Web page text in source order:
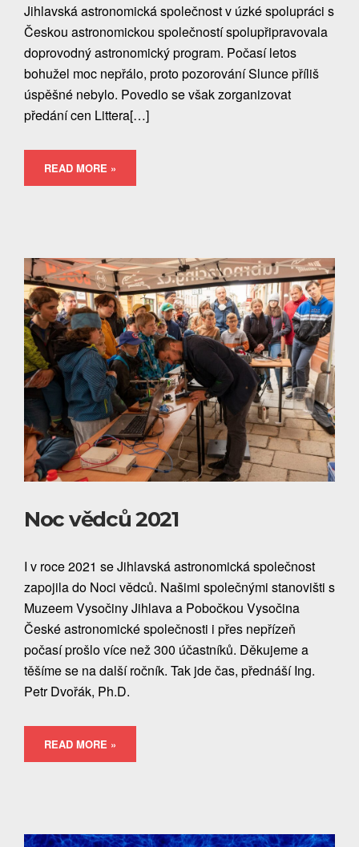
Jihlavská astronomická společnost v úzké spolupráci s
Českou astronomickou společností spolupřipravovala
doprovodný astronomický program. Počasí letos
bohužel moc nepřálo, proto pozorování Slunce příliš
úspěšné nebylo. Povedlo se však zorganizovat
předání cen Littera[…]
READ MORE »
Noc vědců 2021
I v roce 2021 se Jihlavská astronomická společnost
zapojila do Noci vědců. Našimi společnými stanovišti s
Muzeem Vysočiny Jihlava a Pobočkou Vysočina
České astronomické společnosti i přes nepřízeň
počasí prošlo více než 300 účastníků. Děkujeme a
těšíme se na další ročník. Tak jde čas, přednáší Ing.
Petr Dvořák, Ph.D.
READ MORE »